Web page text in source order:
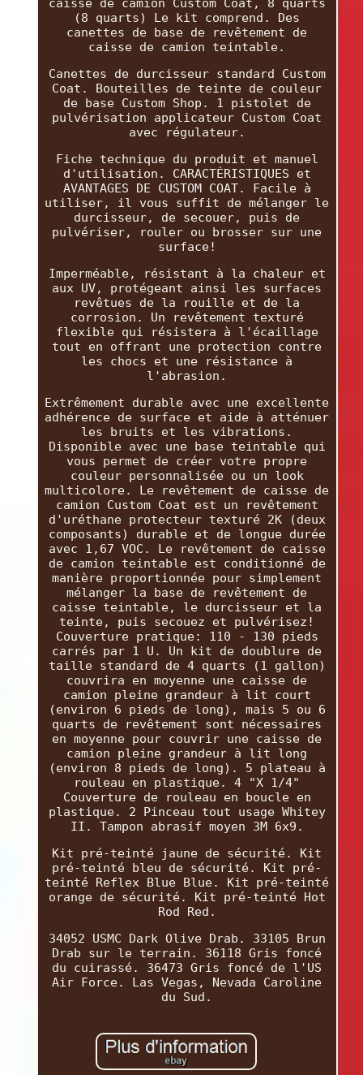
caisse de camion Custom Coat, 8 quarts
(8 quarts) Le kit comprend. Des
canettes de base de revêtement de
caisse de camion teintable.
Canettes de durcisseur standard Custom
Coat. Bouteilles de teinte de couleur
de base Custom Shop. 1 pistolet de
pulvérisation applicateur Custom Coat
avec régulateur.
Fiche technique du produit et manuel
d'utilisation. CARACTÉRISTIQUES et
AVANTAGES DE CUSTOM COAT. Facile à
utiliser, il vous suffit de mélanger le
durcisseur, de secouer, puis de
pulvériser, rouler ou brosser sur une
surface!
Imperméable, résistant à la chaleur et
aux UV, protégeant ainsi les surfaces
revêtues de la rouille et de la
corrosion. Un revêtement texturé
flexible qui résistera à l'écaillage
tout en offrant une protection contre
les chocs et une résistance à
l'abrasion.
Extrêmement durable avec une excellente
adhérence de surface et aide à atténuer
les bruits et les vibrations.
Disponible avec une base teintable qui
vous permet de créer votre propre
couleur personnalisée ou un look
multicolore. Le revêtement de caisse de
camion Custom Coat est un revêtement
d'uréthane protecteur texturé 2K (deux
composants) durable et de longue durée
avec 1,67 VOC. Le revêtement de caisse
de camion teintable est conditionné de
manière proportionnée pour simplement
mélanger la base de revêtement de
caisse teintable, le durcisseur et la
teinte, puis secouez et pulvérisez!
Couverture pratique: 110 - 130 pieds
carrés par 1 U. Un kit de doublure de
taille standard de 4 quarts (1 gallon)
couvrira en moyenne une caisse de
camion pleine grandeur à lit court
(environ 6 pieds de long), mais 5 ou 6
quarts de revêtement sont nécessaires
en moyenne pour couvrir une caisse de
camion pleine grandeur à lit long
(environ 8 pieds de long). 5 plateau à
rouleau en plastique. 4 "X 1/4"
Couverture de rouleau en boucle en
plastique. 2 Pinceau tout usage Whitey
II. Tampon abrasif moyen 3M 6x9.
Kit pré-teinté jaune de sécurité. Kit
pré-teinté bleu de sécurité. Kit pré-
teinté Reflex Blue Blue. Kit pré-teinté
orange de sécurité. Kit pré-teinté Hot
Rod Red.
34052 USMC Dark Olive Drab. 33105 Brun
Drab sur le terrain. 36118 Gris foncé
du cuirassé. 36473 Gris foncé de l'US
Air Force. Las Vegas, Nevada Caroline
du Sud.